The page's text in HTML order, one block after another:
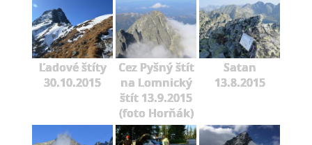
Ľadové štíty
30.10.2015
Cez Pyšný štít
na Lomnický
štít 13.9.2015
(foto Horňák)
Satan
13.8.2015